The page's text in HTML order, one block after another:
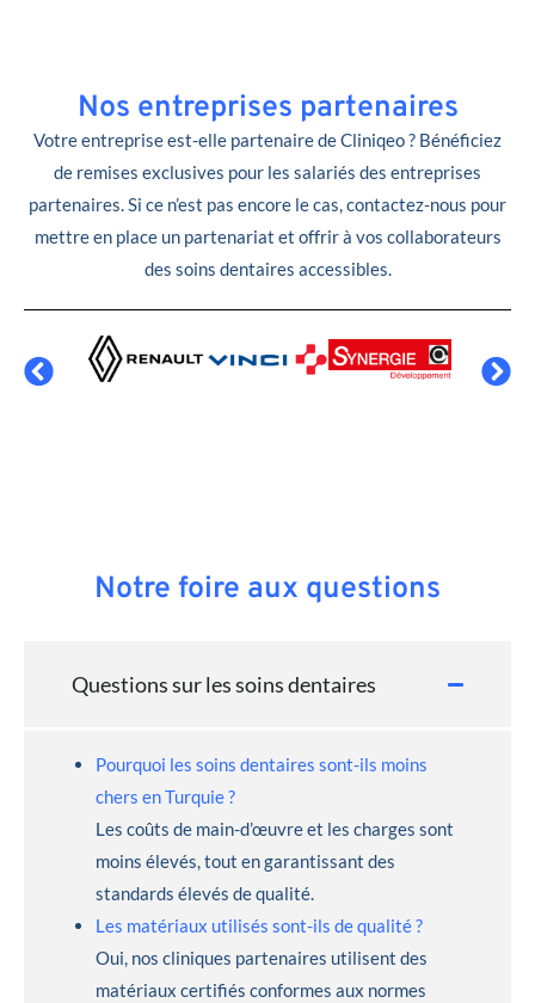
Nos entreprises partenaires
Votre entreprise est-elle partenaire de Cliniqeo ? Bénéficiez
de remises exclusives pour les salariés des entreprises
partenaires. Si ce n’est pas encore le cas, contactez-nous pour
mettre en place un partenariat et offrir à vos collaborateurs
des soins dentaires accessibles.
Notre foire aux questions
Questions sur les soins dentaires
Pourquoi les soins dentaires sont-ils moins
chers en Turquie ?
Les coûts de main-d’œuvre et les charges sont
moins élevés, tout en garantissant des
standards élevés de qualité.
Les matériaux utilisés sont-ils de qualité ?
Oui, nos cliniques partenaires utilisent des
matériaux certifiés conformes aux normes